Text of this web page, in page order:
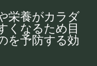
栄養がカラダ
くなるため目
を予防する効